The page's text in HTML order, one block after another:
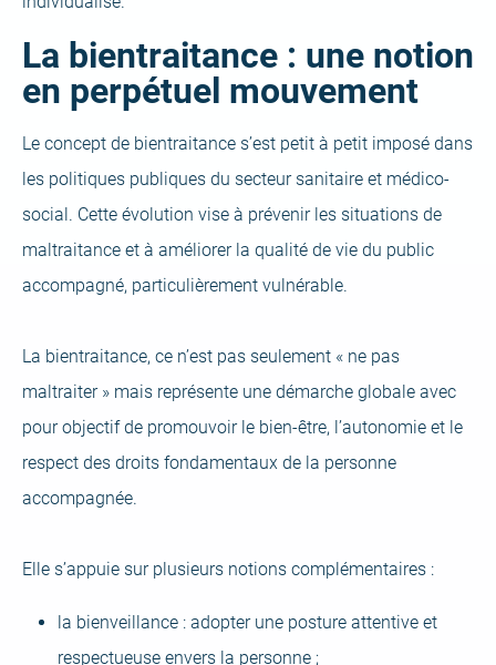
La bientraitance : une notion
en perpétuel mouvement
Le concept de bientraitance s’est petit à petit imposé dans
les politiques publiques du secteur sanitaire et médico-
social. Cette évolution vise à prévenir les situations de
maltraitance et à améliorer la qualité de vie du public
accompagné, particulièrement vulnérable.
La bientraitance, ce n’est pas seulement « ne pas
maltraiter » mais représente une démarche globale avec
pour objectif de promouvoir le bien-être, l’autonomie et le
respect des droits fondamentaux de la personne
accompagnée.
Elle s’appuie sur plusieurs notions complémentaires :
la bienveillance : adopter une posture attentive et
respectueuse envers la personne ;